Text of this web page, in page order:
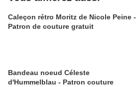
Caleçon rétro Moritz de Nicole Peine -
Patron de couture gratuit
Bandeau noeud Céleste
d'Hummelblau - Patron couture